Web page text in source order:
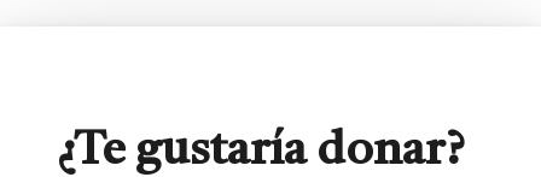
¿Te gustaría donar?